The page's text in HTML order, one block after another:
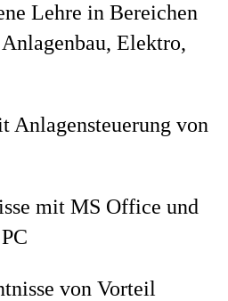
Lehre in Bereichen
Elektro,
Anlagensteuerung von
mit MS Office und
von Vorteil